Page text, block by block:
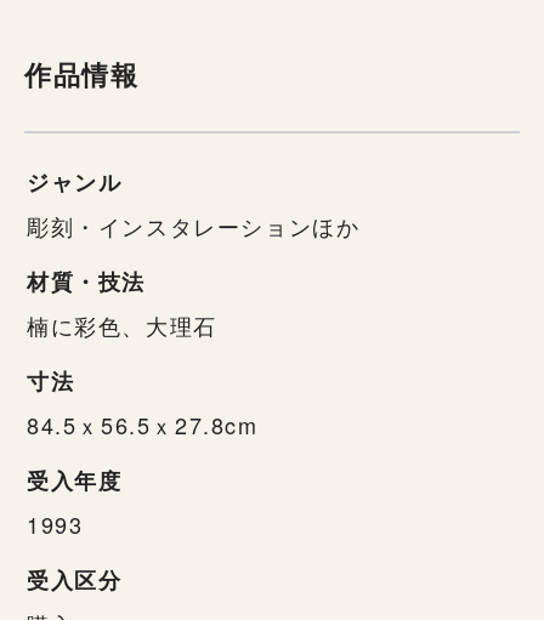
作品情報
ジャンル
彫刻・インスタレーションほか
材質・技法
楠に彩色、大理石
寸法
84.5ｘ56.5ｘ27.8cm
受入年度
1993
受入区分